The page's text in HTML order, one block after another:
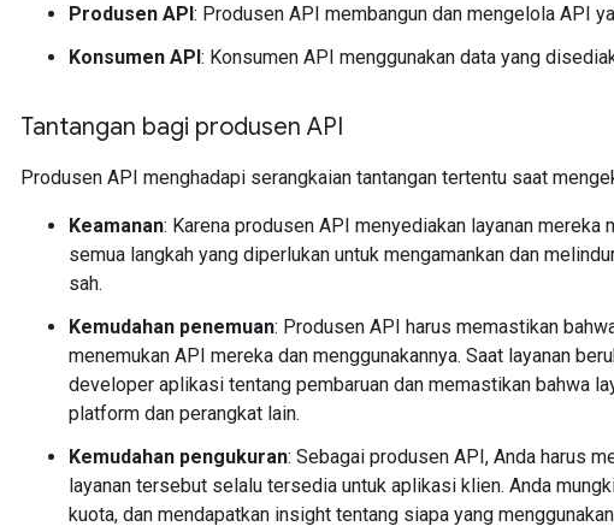
Produsen API: Produsen API membangun dan mengelola API
Konsumen API: Konsumen API menggunakan data yang
Tantangan bagi produsen API
Produsen API menghadapi serangkaian tantangan tertentu saat
Keamanan: Karena produsen API menyediakan layanan
semua langkah yang diperlukan untuk mengamankan dan
sah.
Kemudahan penemuan: Produsen API harus memastikan
menemukan API mereka dan menggunakannya. Saat layanan
developer aplikasi tentang pembaruan dan memastikan bahwa
platform dan perangkat lain.
Kemudahan pengukuran: Sebagai produsen API, Anda harus
layanan tersebut selalu tersedia untuk aplikasi klien. Anda
kuota, dan mendapatkan insight tentang siapa yang